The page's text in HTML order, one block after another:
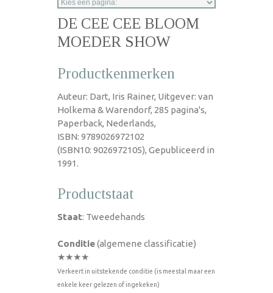
DE CEE CEE BLOOM
MOEDER SHOW
Productkenmerken
Auteur: Dart, Iris Rainer, Uitgever: van
Holkema & Warendorf, 285 pagina's,
Paperback, Nederlands,
ISBN: 9789026972102
(ISBN10: 9026972105), Gepubliceerd in
1991.
Productstaat
Staat: Tweedehands
Conditie(algemene classificatie)
★★★★
Verkeert in uitstekende conditie (is meestal maar een
enkele keer gelezen of ingekeken)